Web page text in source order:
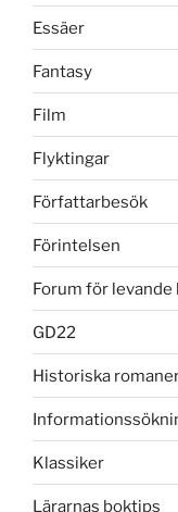
Essäer
Fantasy
Film
Flyktingar
Författarbesök
Förintelsen
Forum för
GD22
Historiska
Klassiker
Lärarnas boktips